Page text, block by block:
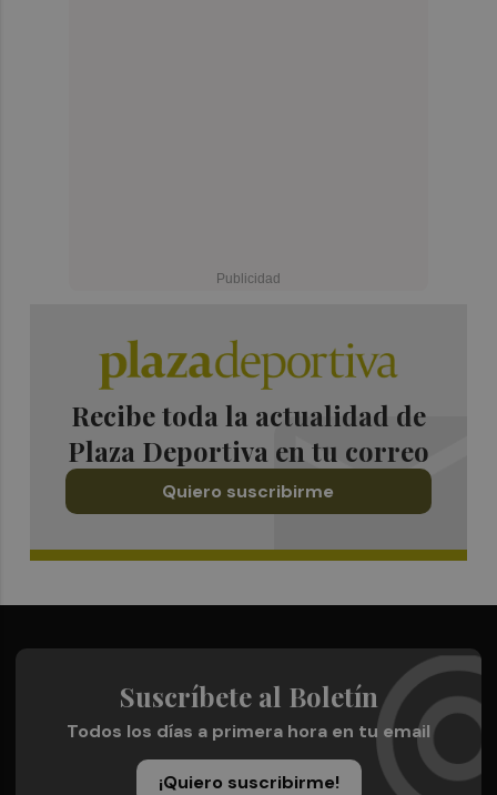
Recibe toda la actualidad de
Plaza Deportiva en tu correo
Quiero suscribirme
Suscríbete al Boletín
Todos los días a primera hora en tu email
¡Quiero suscribirme!